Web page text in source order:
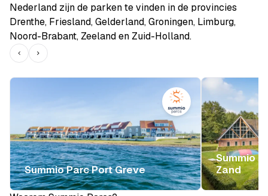
Nederland zijn de parken te vinden in de provincies
Drenthe, Friesland, Gelderland, Groningen, Limburg,
Noord-Brabant, Zeeland en Zuid-Holland.
Summio Parc Port Greve
Summio
Zand